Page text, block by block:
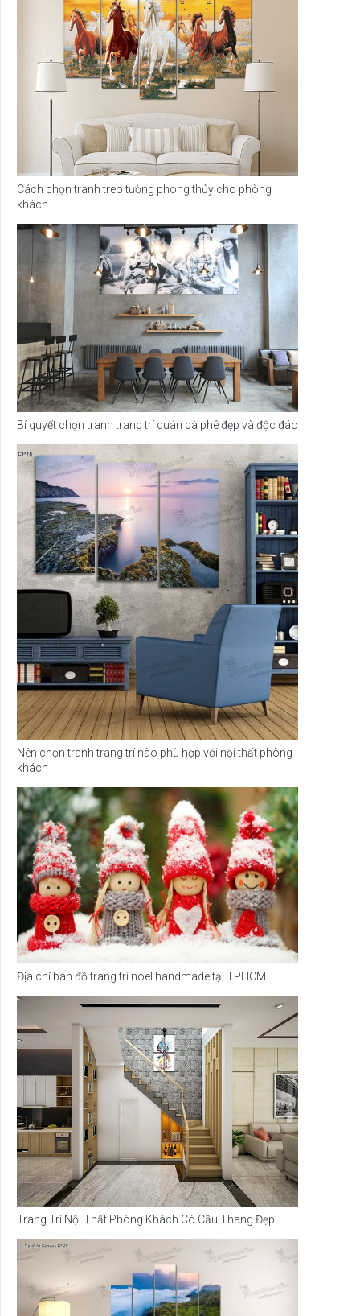
Cách chọn tranh treo tường phong thủy cho phòng
khách
Bí quyết chọn tranh trang trí quán cà phê đẹp và độc đáo
Nên chọn tranh trang trí nào phù hợp với nội thất phòng
khách
Địa chỉ bán đồ trang trí noel handmade tại TPHCM
Trang Trí Nội Thất Phòng Khách Có Cầu Thang Đẹp